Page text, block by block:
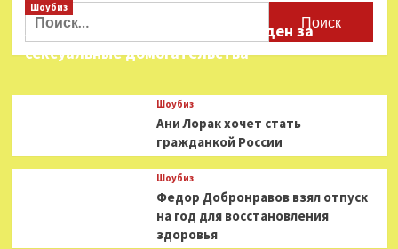
в
Петербургской
на
Найти:
Шоубиз
Звезда «Игры в кальмара» осужден за
сексуальные домогательства
Шоубиз
Ани Лорак хочет стать
гражданкой России
Шоубиз
Федор Добронравов взял отпуск
на год для восстановления
здоровья